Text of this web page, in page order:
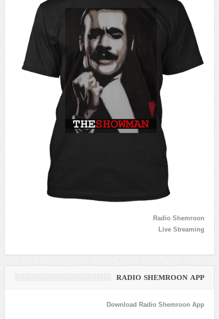
Radio Shemroon
Live Streaming
RADIO SHEMROON APP
Download Radio Shemroon App